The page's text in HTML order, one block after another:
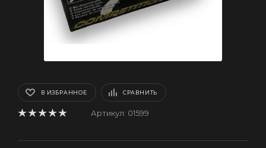
В ИЗБРАННОЕ СРАВНИТЬ
Артикул: 01599